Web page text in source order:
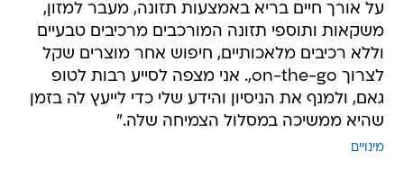
על אורך חיים בריא באמצעות תזונה, מעבר למזון,
משקאות ותוספי תזונה המורכבים מרכיבים טבעיים
וללא רכיבים מלאכותיים, חיפוש אחר מוצרים שקל
לצרוך on-the-go,. אני מצפה לסייע רבות לטופ
גאם, ולמנף את הניסיון והידע שלי כדי לייעץ לה בזמן
שהיא ממשיכה במסלול הצמיחה שלה."
מינויים